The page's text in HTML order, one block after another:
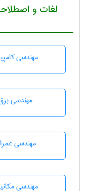
لغات و
مهندسی
مهندسی
مهندسی
مهندسی